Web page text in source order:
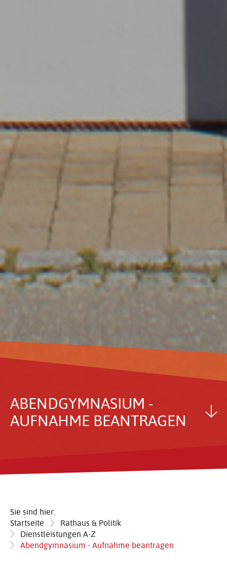
ABEND­GYM­NA­SIUM -
AUFNAHME BEAN­TRAGEN
Sie sind hier:
Startseite
Rathaus & Politik
Dienstleistungen A-Z
Abendgymnasium - Aufnahme beantragen